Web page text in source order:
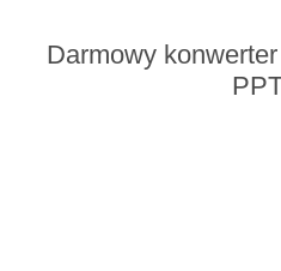
Darmowy